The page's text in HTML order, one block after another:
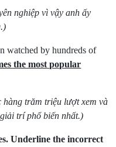
nghiệp vì vậy anh ấy
watched by hundreds of
the most popular
trăm triệu lượt xem và
trí phổ biến nhất.)
Underline the incorrect